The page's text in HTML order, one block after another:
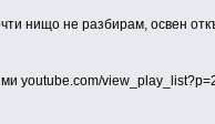
нищо не разбирам, освен
youtube.com/